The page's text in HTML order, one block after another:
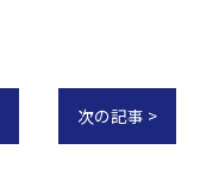
次の記事 >